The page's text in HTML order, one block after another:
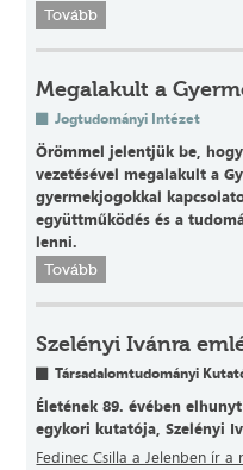
Tovább
Megalakult a
Jogtudományi Intézet
Örömmel jelentjük be,
vezetésével megalakult a
gyermekjogokkal
együttműködés és a
lenni.
Tovább
Szelényi Ivánra
Társadalomtudományi
Életének 89. évében
egykori kutatója, Szelényi
Fedinec Csilla a Jelenben ír